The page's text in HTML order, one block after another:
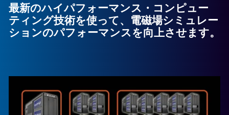
最新のハイパフォーマンス・コンピュー
ティング技術を使って、電磁場シミュレー
ションのパフォーマンスを向上させます。